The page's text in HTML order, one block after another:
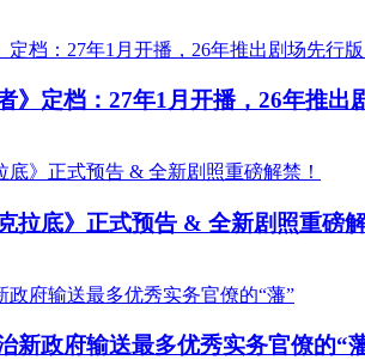
》定档：27年1月开播，26年推出
拉底》正式预告 & 全新剧照重磅解
政府输送最多优秀实务官僚的“